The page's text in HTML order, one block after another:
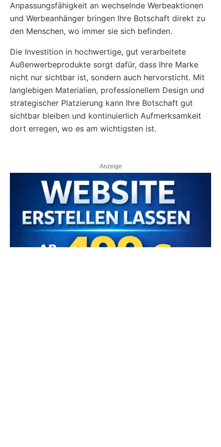
Anpassungsfähigkeit an wechselnde Werbeaktionen
und Werbeanhänger bringen Ihre Botschaft direkt zu
den Menschen, wo immer sie sich befinden.
Die Investition in hochwertige, gut verarbeitete
Außenwerbeprodukte sorgt dafür, dass Ihre Marke
nicht nur sichtbar ist, sondern auch hervorsticht. Mit
langlebigen Materialien, professionellem Design und
strategischer Platzierung kann Ihre Botschaft gut
sichtbar bleiben und kontinuierlich Aufmerksamkeit
dort erregen, wo es am wichtigsten ist.
Anzeige